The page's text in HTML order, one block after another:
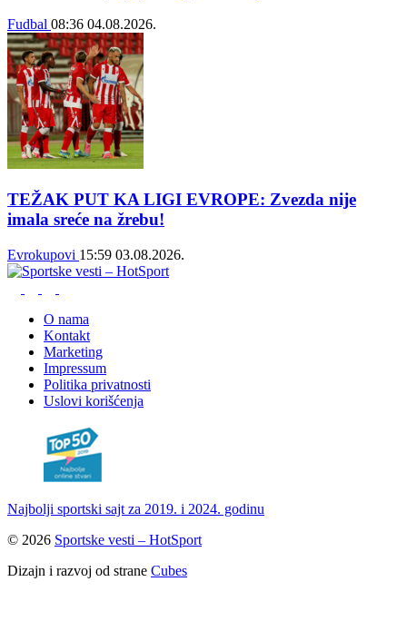
Fudbal 08:36 04.08.2026.
TEŽAK PUT KA LIGI EVROPE: Zvezda nije
imala sreće na žrebu!
Evrokupovi 15:59 03.08.2026.
O nama
Kontakt
Marketing
Impressum
Politika privatnosti
Uslovi korišćenja
Najbolji sportski sajt za 2019. i 2024. godinu
© 2026 Sportske vesti – HotSport
Dizajn i razvoj od strane Cubes